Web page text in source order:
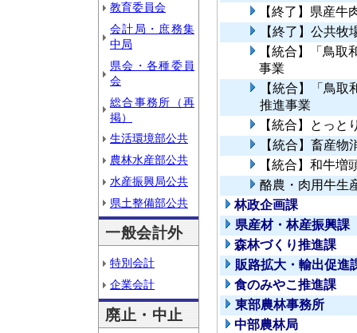
教育委員会
会計局・庶務集
中局
県会・各種委員
会
総合事務所（再
掲）
生活環境部公共
農林水産部公共
水産振興局公共
県土整備部公共
一般会計外
特別会計
企業会計
廃止・中止
【終了】県産牛
【終了】公共牧
【統合】「鳥
事業
【統合】「鳥
推進事業
【統合】とっと
【統合】畜産
【統合】和牛増
酪農・肉用牛生
林政企画課
県産材・林産振興課
森林づくり推進課
販路拡大・輸出促進
食のみやこ推進課
東部農林事務所
中部農林局